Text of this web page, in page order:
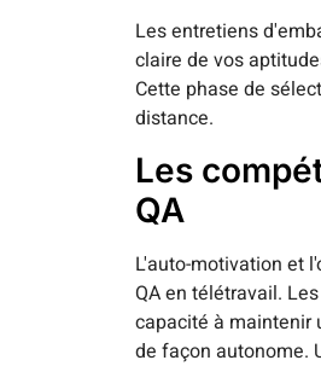
Les entretiens
claire de vos
Cette phase de
distance.
Les
QA
L'auto-motivation et
QA en télétravail.
capacité à maintenir
de façon autonome.